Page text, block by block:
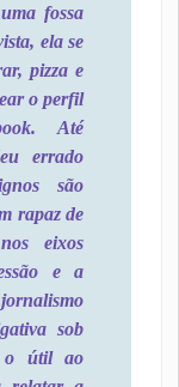
fossa
ela se
pizza e
o perfil
Até
errado
são
rapaz de
eixos
e a
sob
o útil ao